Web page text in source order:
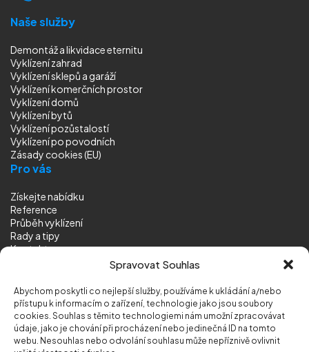
Spravovat Souhlas
Abychom poskytli co nejlepší služby, používáme k ukládání a/nebo
přístupu k informacím o zařízení, technologie jako jsou soubory
cookies. Souhlas s těmito technologiemi nám umožní zpracovávat
údaje, jako je chování při procházení nebo jedinečná ID na tomto
webu. Nesouhlas nebo odvolání souhlasu může nepříznivě ovlivnit
Naše služby
Demontáž a likvidace eternitu
Vyklízení zahrad
Vyklízení sklepů a garáží
Vyklízení komerčních prostor
Vyklízení domů
Vyklízení bytů
Vyklízení pozůstalostí
Vyklízenípo povodních
Zásady cookies (EU)
Pro vás
Získejte nabídku
Reference
Průběh vyklízení
Rady a tipy
Kontakt
© 2026 Vyklizeni.cz (mapa stránek)